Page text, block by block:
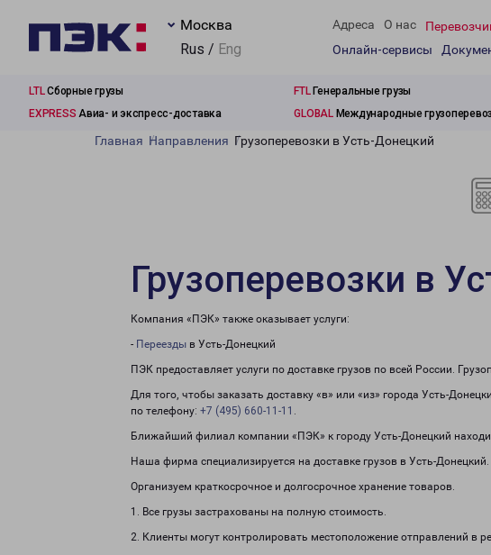
Москва
Rus / Eng
Адреса О нас
Онлайн-сервисы
LTLСборные грузы FTLГенеральные грузы
EXPRESS Авиа- и экспресс-доставка GLOBALМеждународные
Главная Направления Грузоперевозки в Усть-Донецкий
Грузоперевозки в
Компания «ПЭК» также оказывает услуги:
- Переезды в Усть-Донецкий
ПЭК предоставляет услуги по доставке грузов по всей России.
Для того, чтобы заказать доставку «в» или «из» города Усть-
по телефону: +7 (495) 660-11-11 .
Ближайший филиал компании «ПЭК» к городу Усть-Донецкий
Наша фирма специализируется на доставке грузов в Усть-
Организуем краткосрочное и долгосрочное хранение товаров.
1. Все грузы застрахованы на полную стоимость.
2. Клиенты могут контролировать местоположение отправлений в